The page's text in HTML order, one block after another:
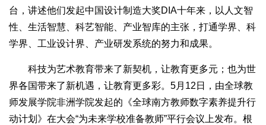
台，讲述他们发起中国设计制造大奖DIA十年来，以人文智
性、生活智慧、科艺智能、产业智库的主张，打通学界、科
学界、工业设计界、产业研发系统的努力和成果。
科技为艺术教育带来了新契机，让教育更多元；也为世
界各国带来了新机遇，让教育更多彩。5月12日，由全球教
师发展学院非洲学院发起的《全球南方教师数字素养提升行
动计划》在大会“为未来学校准备教师”平行会议上发布。根